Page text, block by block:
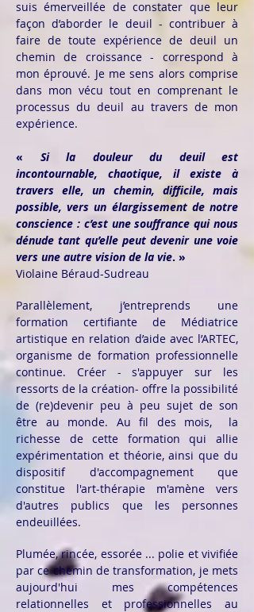
suis émerveillée de constater que leur
façon d’aborder le deuil - contribuer à
faire de toute expérience de deuil un
chemin de croissance - correspond à
mon éprouvé. Je me sens alors comprise
dans mon vécu tout en comprenant le
processus du deuil au travers de mon
expérience.
« Si la douleur du deuil est
incontournable, chaotique, il existe à
travers elle, un chemin, difficile, mais
possible, vers un élargissement de notre
conscience : c’est une souffrance qui nous
dénude tant qu’elle peut devenir une voie
vers une autre vision de la vie. »
Violaine Béraud-Sudreau
Parallèlement, j’entreprends une
formation certifiante de Médiatrice
artistique en relation d’aide avec l’ARTEC,
organisme de formation professionnelle
continue. Créer - s'appuyer sur les
ressorts de la création- offre la possibilité
de (re)devenir peu à peu sujet de son
être au monde. Au fil des mois, la
richesse de cette formation qui allie
expérimentation et théorie, ainsi que du
dispositif d'accompagnement que
constitue l'art-thérapie m'amène vers
d'autres publics que les personnes
endeuillées.
Plumée, rincée, essorée ... polie et vivifiée
par ce chemin de transformation, je mets
aujourd'hui mes compétences
relationnelles et professionnelles au